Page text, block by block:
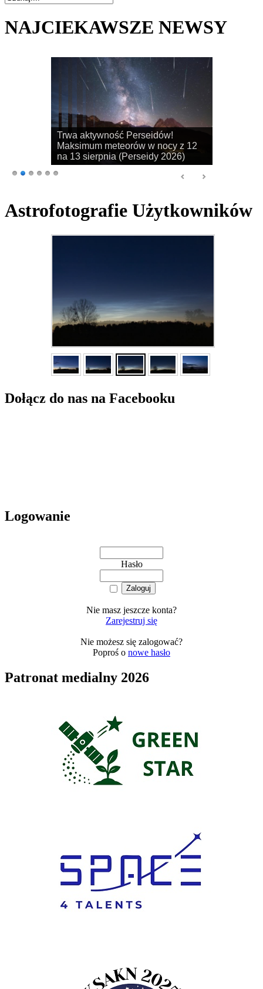
NAJCIEKAWSZE NEWSY
Rozpoczyna się sezon na
obserwacje obłoków srebrzystych!
Astrofotografie Użytkowników
Dołącz do nas na Facebooku
Logowanie
Hasło
Nie masz jeszcze konta?
Zarejestruj się
Nie możesz się zalogować?
Poproś o nowe hasło
Patronat medialny 2026